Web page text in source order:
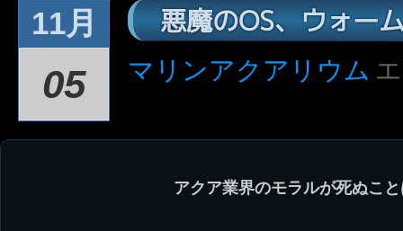
11月
05
悪魔のOS、ウォー
マリンアクアリウム
アクア業界のモラルが死ぬこ